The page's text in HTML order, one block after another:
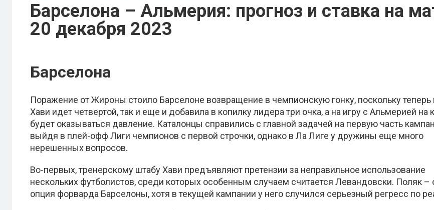
Барселона – Альмерия: прогноз и ставка на
20 декабря 2023
Барселона
Поражение от Жироны стоило Барселоне возвращение в чемпионскую гонку, поскольку теперь
Хави идет четвертой, так и еще и добавила в копилку лидера три очка, а на игру с Альмерией на
будет оказываться давление. Каталонцы справились с главной задачей на первую часть
выйдя в плей-офф Лиги чемпионов с первой строчки, однако в Ла Лиге у дружины еще много
нерешенных вопросов.
Во-первых, тренерскому штабу Хави предъявляют претензии за неправильное использование
нескольких футболистов, среди которых особенным случаем считается Левандовски. Поляк –
опция форварда Барселоны, хотя в текущей кампании у него случился серьезный регресс по